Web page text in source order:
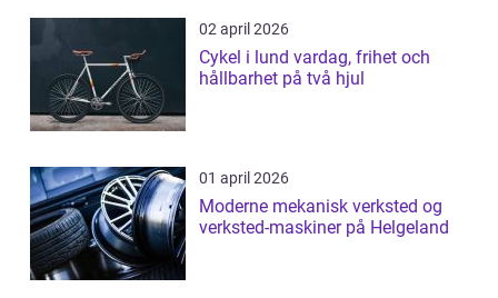
02 april 2026
Cykel i lund vardag, frihet och
hållbarhet på två hjul
01 april 2026
Moderne mekanisk verksted og
verksted-maskiner på Helgeland